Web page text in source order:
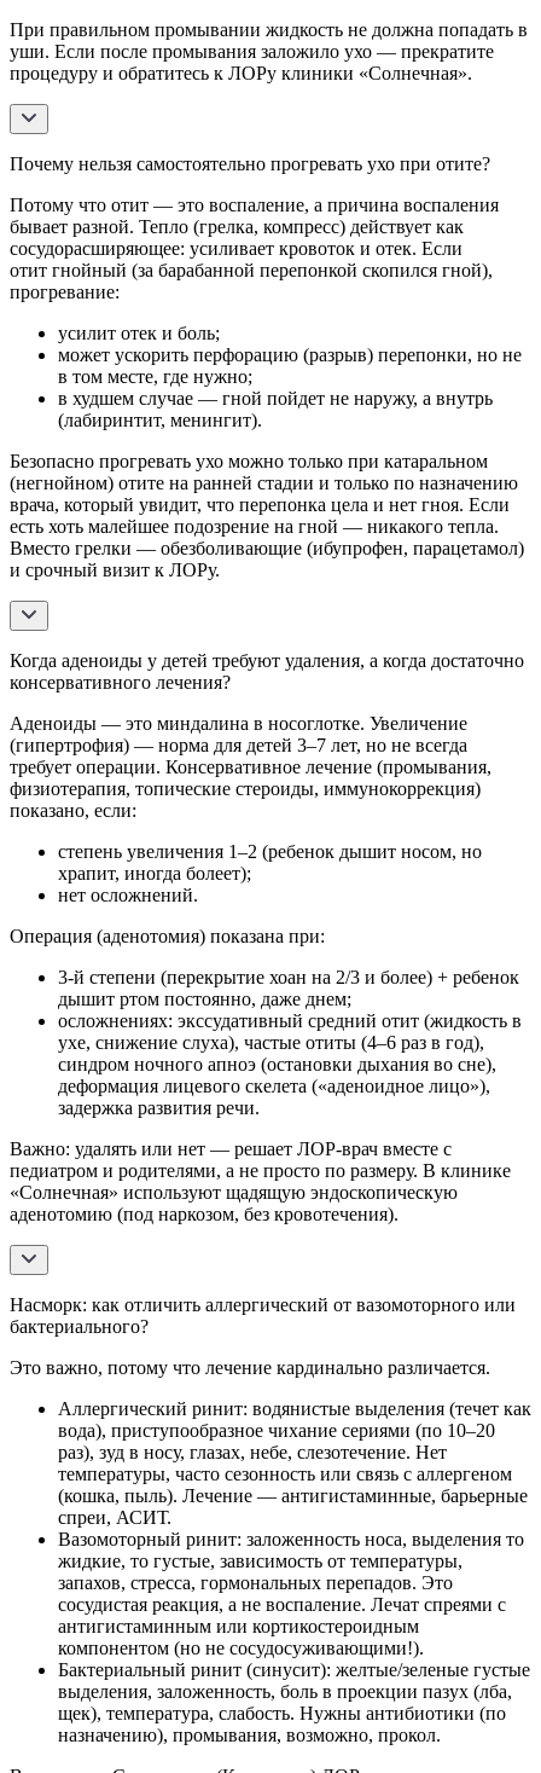
При правильном промывании жидкость не должна попадать в
уши. Если после промывания заложило ухо — прекратите
процедуру и обратитесь к ЛОРу клиники «Солнечная».
Почему нельзя самостоятельно прогревать ухо при отите?
Потому что отит — это воспаление, а причина воспаления
бывает разной. Тепло (грелка, компресс) действует как
сосудорасширяющее: усиливает кровоток и отек. Если
отит гнойный (за барабанной перепонкой скопился гной),
прогревание:
усилит отек и боль;
может ускорить перфорацию (разрыв) перепонки, но не
в том месте, где нужно;
в худшем случае — гной пойдет не наружу, а внутрь
(лабиринтит, менингит).
Безопасно прогревать ухо можно только при катаральном
(негнойном) отите на ранней стадии и только по назначению
врача, который увидит, что перепонка цела и нет гноя. Если
есть хоть малейшее подозрение на гной — никакого тепла.
Вместо грелки — обезболивающие (ибупрофен, парацетамол)
и срочный визит к ЛОРу.
Когда аденоиды у детей требуют удаления, а когда достаточно
консервативного лечения?
Аденоиды — это миндалина в носоглотке. Увеличение
(гипертрофия) — норма для детей 3–7 лет, но не всегда
требует операции. Консервативное лечение (промывания,
физиотерапия, топические стероиды, иммунокоррекция)
показано, если:
степень увеличения 1–2 (ребенок дышит носом, но
храпит, иногда болеет);
нет осложнений.
Операция (аденотомия) показана при:
3-й степени (перекрытие хоан на 2/3 и более) + ребенок
дышит ртом постоянно, даже днем;
осложнениях: экссудативный средний отит (жидкость в
ухе, снижение слуха), частые отиты (4–6 раз в год),
синдром ночного апноэ (остановки дыхания во сне),
деформация лицевого скелета («аденоидное лицо»),
задержка развития речи.
Важно: удалять или нет — решает ЛОР-врач вместе с
педиатром и родителями, а не просто по размеру. В клинике
«Солнечная» используют щадящую эндоскопическую
аденотомию (под наркозом, без кровотечения).
Насморк: как отличить аллергический от вазомоторного или
бактериального?
Это важно, потому что лечение кардинально различается.
Аллергический ринит: водянистые выделения (течет как
вода), приступообразное чихание сериями (по 10–20
раз), зуд в носу, глазах, небе, слезотечение. Нет
температуры, часто сезонность или связь с аллергеном
(кошка, пыль). Лечение — антигистаминные, барьерные
спреи, АСИТ.
Вазомоторный ринит: заложенность носа, выделения то
жидкие, то густые, зависимость от температуры,
запахов, стресса, гормональных перепадов. Это
сосудистая реакция, а не воспаление. Лечат спреями с
антигистаминным или кортикостероидным
компонентом (но не сосудосуживающими!).
Бактериальный ринит (синусит): желтые/зеленые густые
выделения, заложенность, боль в проекции пазух (лба,
щек), температура, слабость. Нужны антибиотики (по
назначению), промывания, возможно, прокол.